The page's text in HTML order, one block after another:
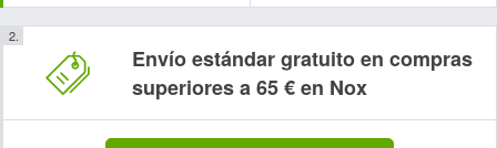
Envío estándar gratuito en compras
superiores a 65 € en Nox